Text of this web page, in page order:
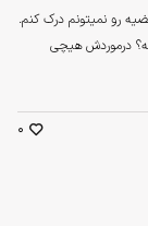
رو نمیتونم درک کنم.
درموردش هیچی
0